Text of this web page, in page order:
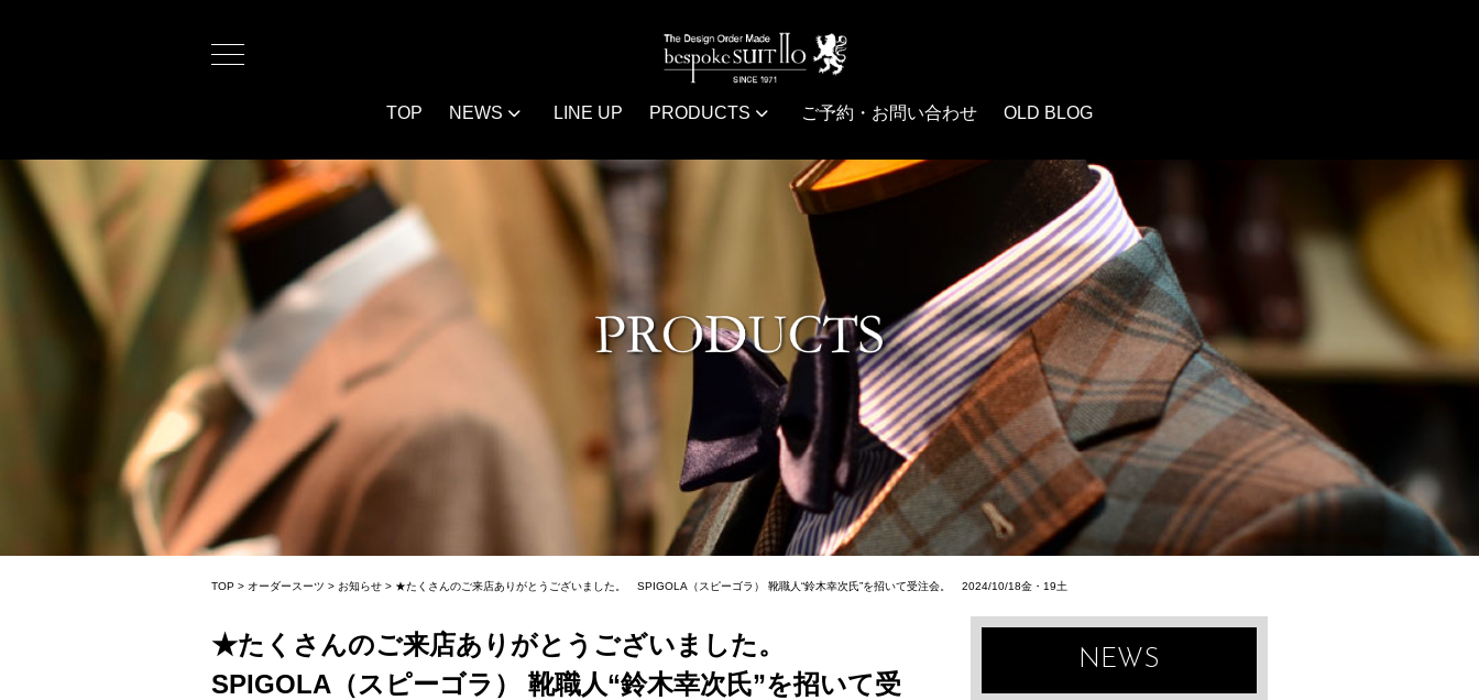
TOP NEWS LINE UP PRODUCTS ご予約・お問い合わせ OLD BLOG
TOP > オーダースーツ > お知らせ > ★たくさんのご来店ありがとうございました。 SPIGOLA（スピーゴラ） 靴職人“鈴木幸次氏”を招いて受注会。 2024/10/18金・19土
★たくさんのご来店ありがとうございました。
SPIGOLA（スピーゴラ） 靴職人“鈴木幸次氏”を招いて受
NEWS